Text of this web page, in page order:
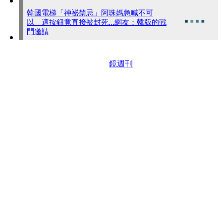
韓國電梯「神祕禁忌」阿珠媽急喊不可
以 這按鈕竟直接被封死...網友：韓版的戰
鬥邀請
鏡週刊